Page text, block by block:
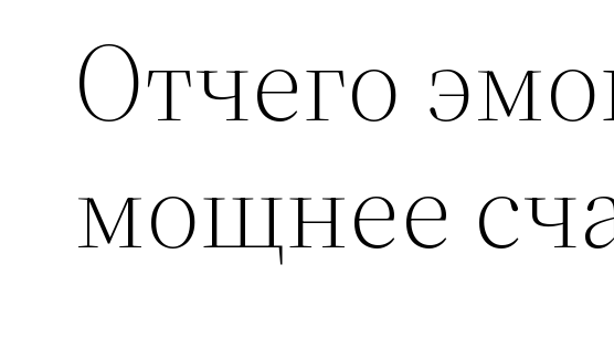
Отчего
мощнее